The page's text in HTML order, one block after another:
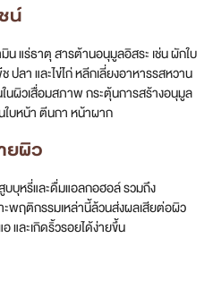
น์
แร่ธาตุ สารต้านอนุมูลอิสระ เช่น ผักใบ
ปลา และไข่ไก่ หลีกเลี่ยงอาหารรสหวาน
นผิวเสื่อมสภาพ กระตุ้นการสร้างอนุมูล
ใบหน้า ตีนกา หน้าผาก
ยผิว
บุหรี่และดื่มแอลกอฮอล์ รวมถึง
พฤติกรรมเหล่านี้ล้วนส่งผลเสียต่อผิว
และเกิดริ้วรอยได้ง่ายขึ้น